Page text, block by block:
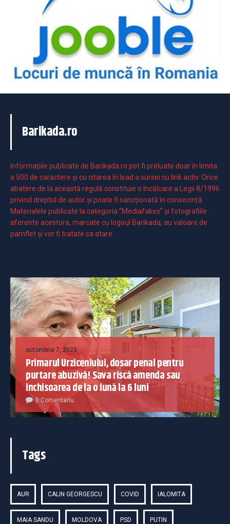
Barikada.ro
Informaţiile publicate de Barikada.ro pot fi preluate doar în limita
a 500 de caractere şi cu citarea în lead a sursei cu link activ. Orice
abatere de la această regulă constituie o încălcare a Legii 8/1996
privind dreptul de autor și poate fi sancționată în consecință.
Materialele publicate la categoria ”Mediafakes” și fotografiile
aferente acestora, marcate cu logoul Barikada, au valoare de
pamflet și vor fi tratate ca atare.
octombrie 7, 2023
Primarul Urziceniului, dosar penal pentru
purtare abuzivă! Sava riscă amenda sau
închisoarea de la o lună la 6 luni
0 Comentariu
Tags
AUR CALIN GEORGESCU COVID IALOMITA
MAIA SANDU MOLDOVA PSD PUTIN